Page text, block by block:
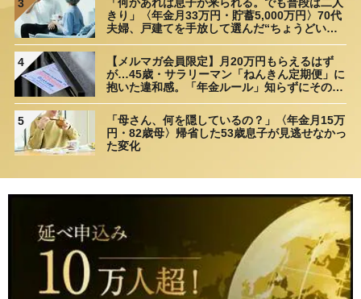
3
きり」〈年金月33万円・貯蓄5,000万円〉70代
夫婦、戸建てを手放して選んだ“ちょうどいい
4
【メルマガ会員限定】月20万円もらえるはず
が…45歳・サラリーマン「ねんきん定期便」に
抱いた違和感。「年金ルール」知らずにそのま
然「何かの間違いでは？」
5
「母さん、何を隠しているの？」〈年金月15万
円・82歳母〉帰省した53歳息子が見逃せなかっ
た変化